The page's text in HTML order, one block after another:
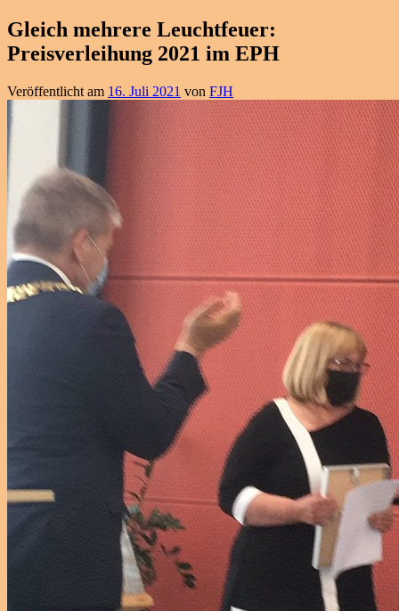
Gleich mehrere Leuchtfeuer:
Preisverleihung 2021 im EPH
Veröffentlicht am 16. Juli 2021 von FJH